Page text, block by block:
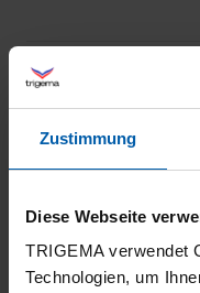
Zustimmung
Diese Webseite
TRIGEMA verwendet
Technologien, um
Sieht gut aus.
empfehlen, die